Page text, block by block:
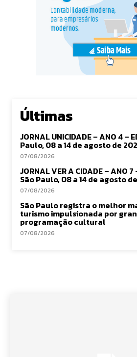
Últimas
JORNAL UNICIDADE – ANO 4 –
Paulo, 08 a 14 de agosto de
07/08/2026
JORNAL VER A CIDADE – ANO 7
São Paulo, 08 a 14 de agosto
07/08/2026
São Paulo registra o melhor
turismo impulsionada por
programação cultural
07/08/2026